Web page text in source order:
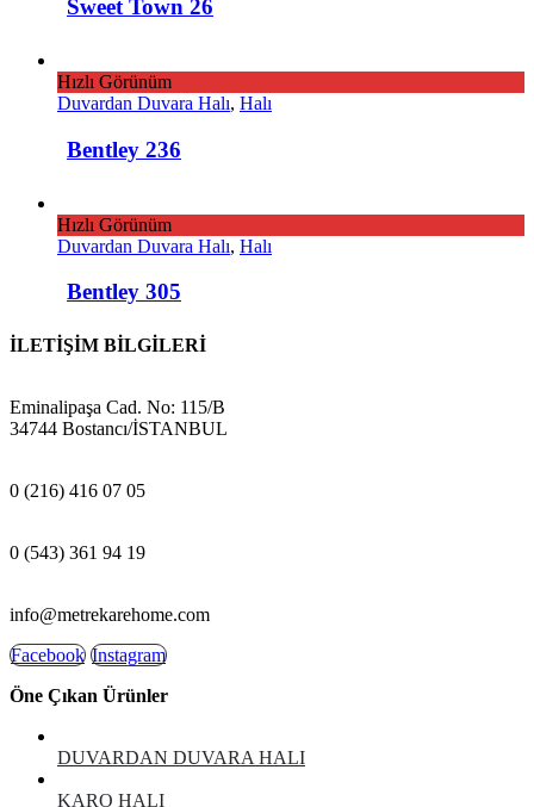
Sweet Town 26
Hızlı Görünüm
Duvardan Duvara Halı, Halı
Bentley 236
Hızlı Görünüm
Duvardan Duvara Halı, Halı
Bentley 305
İLETİŞİM BİLGİLERİ
Eminalipaşa Cad. No: 115/B
34744 Bostancı/İSTANBUL
0 (216) 416 07 05
0 (543) 361 94 19
info@metrekarehome.com
Facebook Instagram
Öne Çıkan Ürünler
DUVARDAN DUVARA HALI
KARO HALI